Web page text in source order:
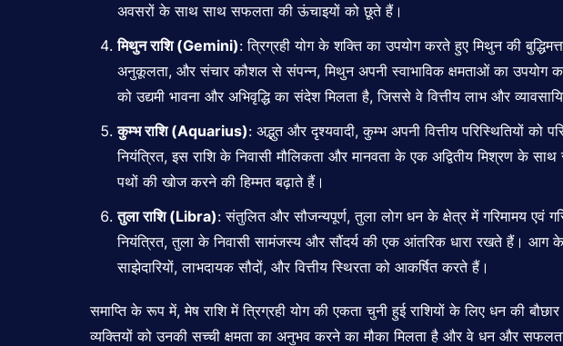
अवसरों के साथ साथसफलता की ऊंचाइयों को छूते हैं।
मिथुन राशि (Gemini): त्रिग्रही योग के शक्ति का उपयोग करते हुए मिथुन की
अनुकूलता, और संचार कौशल से संपन्न, मिथुन अपनी स्वाभाविक क्षमताओं का
को उद्यमी भावना और अभिवृद्धि का संदेश मिलता है, जिससे वे वित्तीय लाभ और
कुम्भ राशि (Aquarius): अद्भुत और दृश्यवादी, कुम्भ अपनी वित्तीय परिस्थितियों को
नियंत्रित, इस राशि के निवासी मौलिकता और मानवता के एक अद्वितीय मिश्रण के
पथों की खोज करने की हिम्मत बढ़ाते हैं।
तुला राशि (Libra): संतुलित और सौजन्यपूर्ण, तुला लोग धन के क्षेत्र में गरिमामय एवं
नियंत्रित, तुला के निवासी सामंजस्य और सौंदर्य की एक आंतरिक धारा रखते हैं। आग
साझेदारियों, लाभदायक सौदों, और वित्तीय स्थिरता को आकर्षित करते हैं।
समाप्ति के रूप में, मेष राशि में त्रिग्रही योग की एकताचुनी हुई राशियों के लिए धन की
व्यक्तियों को उनकी सच्ची क्षमता का अनुभव करने का मौका मिलता है और वे धन और